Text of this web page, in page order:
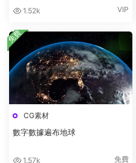
1.52k VIP
CG素材
數字數據遍布地球
1.57k 免費
免費